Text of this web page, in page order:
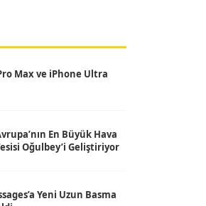
Max ve iPhone Ultra
En Büyük Hava
Oğulbey’i Geliştiriyor
Yeni Uzun Basma